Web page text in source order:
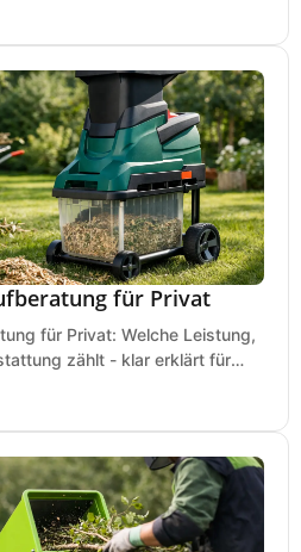
für Privat
für Privat: Welche Leistung,
zählt - klar erklärt für